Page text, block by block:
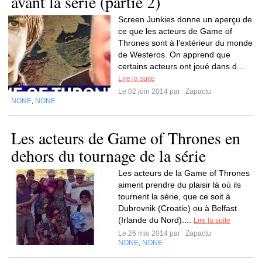
Screen Junkies donne un aperçu de
ce que les acteurs de Game of
Thrones sont à l’extérieur du monde
de Westeros. On apprend que
certains acteurs ont joué dans d...
Lire la suite
Le 02 juin 2014 par
Zapactu
NONE NONE
Les acteurs de Game of Thrones en
dehors du tournage de la série
Les acteurs de la Game of Thrones
aiment prendre du plaisir là où ils
tournent la série, que ce soit à
Dubrovnik (Croatie) ou à Belfast
(Irlande du Nord)....
Lire la suite
Le 26 mai 2014 par
Zapactu
NONE NONE